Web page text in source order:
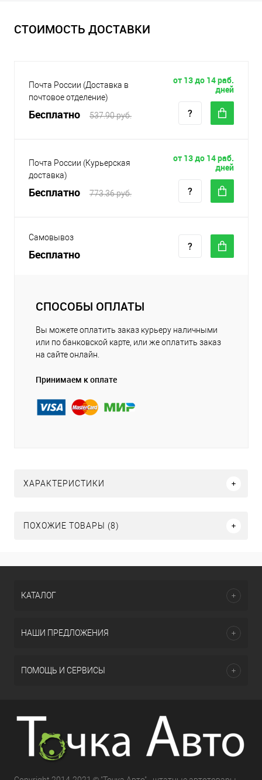
СТОИМОСТЬ ДОСТАВКИ
Почта России (Доставка в
почтовое отделение)
Бесплатно 537.90 руб.
от 13 до 14 раб.
дней
Почта России (Курьерская
доставка)
Бесплатно 773.36 руб.
от 13 до 14 раб.
дней
Самовывоз
Бесплатно
СПОСОБЫ ОПЛАТЫ
Вы можете оплатить заказ курьеру наличными
или по банковской карте, или же оплатить заказ
на сайте онлайн.
Принимаем к оплате
ХАРАКТЕРИСТИКИ
ПОХОЖИЕ ТОВАРЫ (8)
КАТАЛОГ
НАШИ ПРЕДЛОЖЕНИЯ
ПОМОЩЬ И СЕРВИСЫ